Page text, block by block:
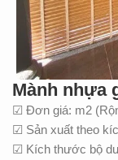
Mành nhựa
☑ Đơn giá: m2
☑ Sản xuất theo
☑ Kích thước bộ